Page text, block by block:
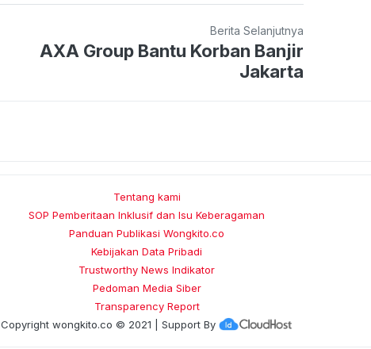
Berita Selanjutnya
AXA Group Bantu Korban Banjir
Jakarta
Tentang kami
SOP Pemberitaan Inklusif dan Isu Keberagaman
Panduan Publikasi Wongkito.co
Kebijakan Data Pribadi
Trustworthy News Indikator
Pedoman Media Siber
Transparency Report
Copyright wongkito.co © 2021 | Support By